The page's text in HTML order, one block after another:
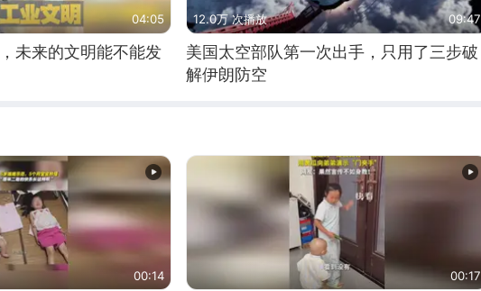
04:05
未来的文明能不能发
12.0万 次播放 09:47
美国太空部队第一次出手，只用了三步破
解伊朗防空
00:14 00:17